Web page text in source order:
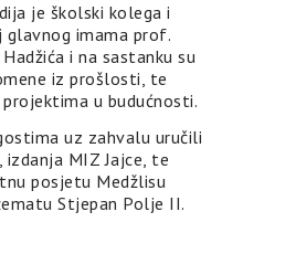
je školski kolega i
imama prof.
i na sastanku su
iz prošlosti, te
u budućnosti.
uz zahvalu uručili
izdanja MIZ Jajce, te
posjetu Medžlisu
Stjepan Polje II.